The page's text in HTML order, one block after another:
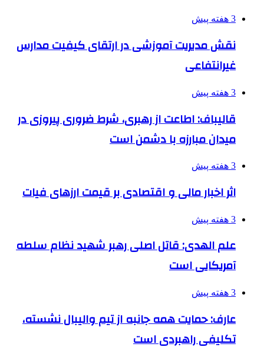
3 هفته پیش
نقش مدیریت آموزشی در ارتقای کیفیت مدارس
غیرانتفاعی
3 هفته پیش
قالیباف: اطاعت از رهبری، شرط ضروری پیروزی در
میدان مبارزه با دشمن است
3 هفته پیش
اثر اخبار مالی و اقتصادی بر قیمت ارزهای فیات
3 هفته پیش
علم الهدی: قاتل اصلی رهبر شهید نظام سلطه
آمریکایی است
3 هفته پیش
عارف: حمایت همه جانبه از تیم والیبال نشسته،
تکلیفی راهبردی است